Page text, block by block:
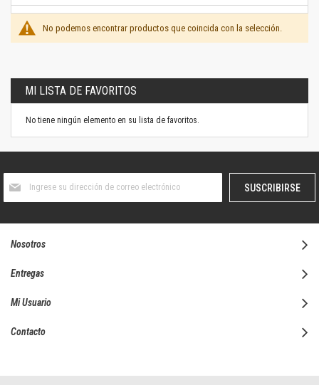
No podemos encontrar productos que coincida con la selección.
MI LISTA DE FAVORITOS
No tiene ningún elemento en su lista de favoritos.
boletín
SUSCRIBIRSE
Nosotros
Entregas
Mi Usuario
Contacto